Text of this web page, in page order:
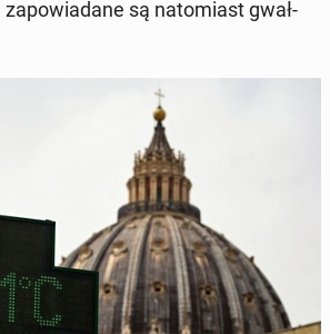
za­po­wia­da­ne są na­to­miast gwał­